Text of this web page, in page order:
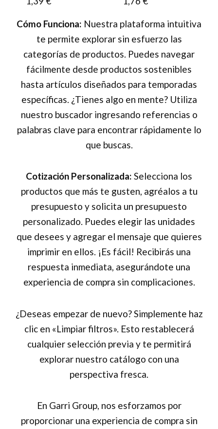
página
producto
página
de
producto
Cómo Funciona: Nuestra plataforma intuitiva
te permite explorar sin esfuerzo las
categorías de productos. Puedes navegar
fácilmente desde productos sostenibles
hasta artículos diseñados para temporadas
específicas. ¿Tienes algo en mente? Utiliza
nuestro buscador ingresando referencias o
palabras clave para encontrar rápidamente lo
que buscas.
Cotización Personalizada: Selecciona los
productos que más te gusten, agréalos a tu
presupuesto y solicita un presupuesto
personalizado. Puedes elegir las unidades
que desees y agregar el mensaje que quieres
imprimir en ellos. ¡Es fácil! Recibirás una
respuesta inmediata, asegurándote una
experiencia de compra sin complicaciones.
¿Deseas empezar de nuevo? Simplemente haz
clic en «Limpiar filtros». Esto restablecerá
cualquier selección previa y te permitirá
explorar nuestro catálogo con una
perspectiva fresca.
En Garri Group, nos esforzamos por
proporcionar una experiencia de compra sin